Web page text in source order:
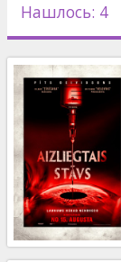
Новости
Подарки
B2B
Клуб
Нашлось: 4